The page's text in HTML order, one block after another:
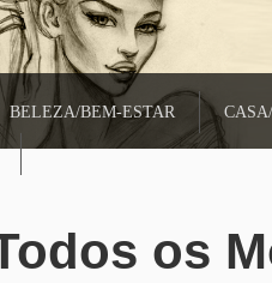
BELEZA/BEM-ESTAR
os